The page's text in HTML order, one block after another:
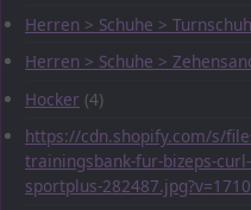
Herren > Schuhe >
Herren > Schuhe >
Hocker (4)
https://cdn.shopify.com/s/
trainingsbank-fur-bizeps-
sportplus-